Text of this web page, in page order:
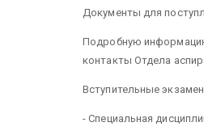
Документы для
Подробную
контакты Отдела
Вступительные
- Специальная